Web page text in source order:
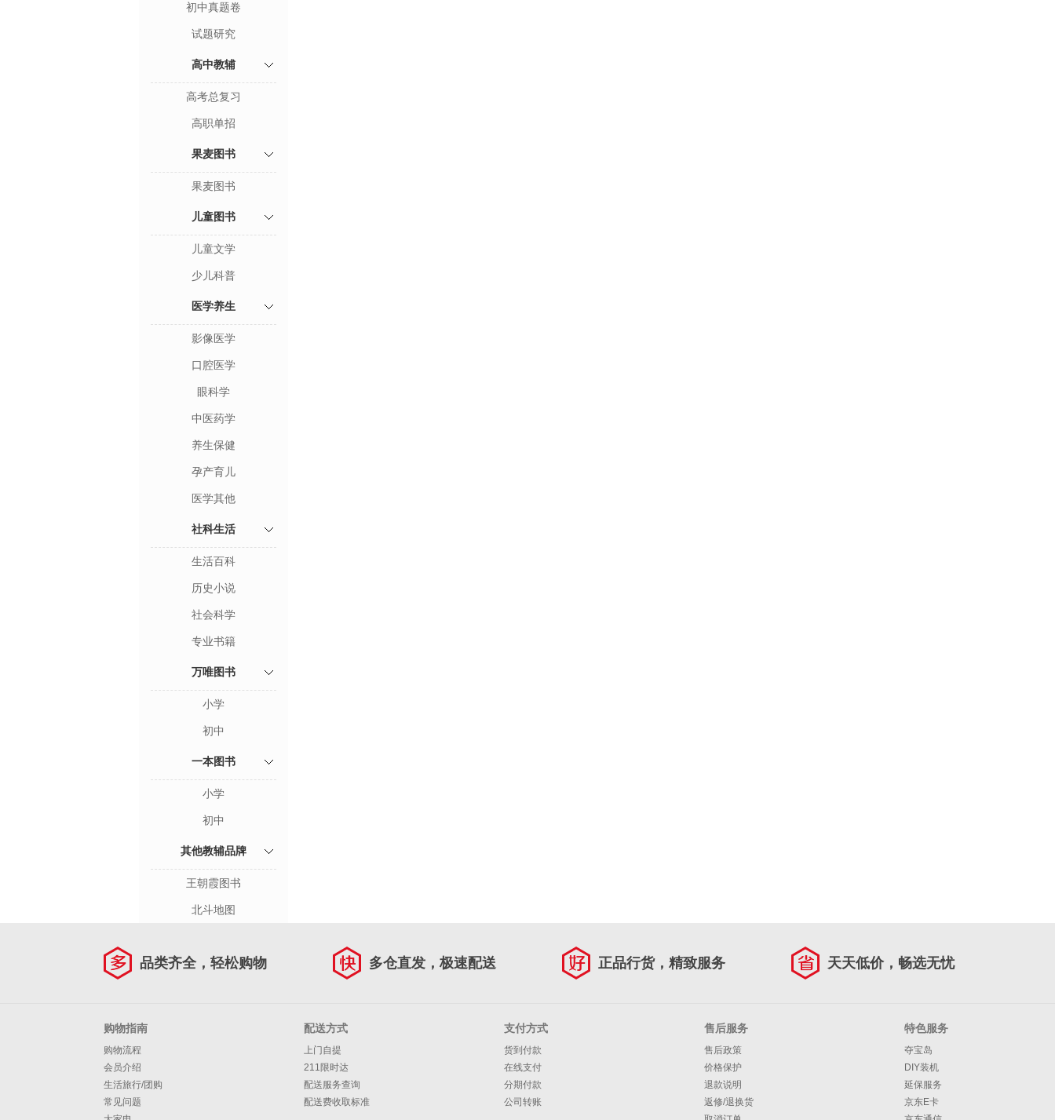
初中真题卷
试题研究
高中教辅
高考总复习
高职单招
果麦图书
果麦图书
儿童图书
儿童文学
少儿科普
医学养生
影像医学
口腔医学
眼科学
中医药学
养生保健
孕产育儿
医学其他
社科生活
生活百科
历史小说
社会科学
专业书籍
万唯图书
小学
初中
一本图书
小学
初中
其他教辅品牌
王朝霞图书
北斗地图
品类齐全，轻松购物 多仓直发，极速配送 正品行货，精致服务 天天低价，畅选无忧
购物指南
购物流程
会员介绍
生活旅行/团购
常见问题
配送方式
上门自提
211限时达
配送服务查询
配送费收取标准
支付方式
货到付款
在线支付
分期付款
公司转账
售后服务
售后政策
价格保护
退款说明
返修/退换货
特色服务
夺宝岛
DIY装机
延保服务
京东E卡